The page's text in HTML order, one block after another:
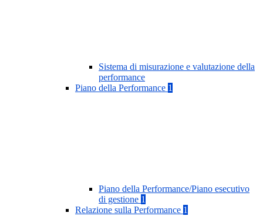
Sistema di misurazione e valutazione della
performance
Piano della Performance 1
Piano della Performance/Piano esecutivo
di gestione 1
Relazione sulla Performance 1